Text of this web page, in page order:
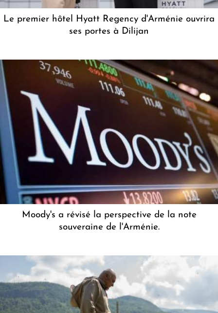
Le premier hôtel Hyatt Regency d'Arménie ouvrira
ses portes à Dilijan
Moody's a révisé la perspective de la note
souveraine de l'Arménie.